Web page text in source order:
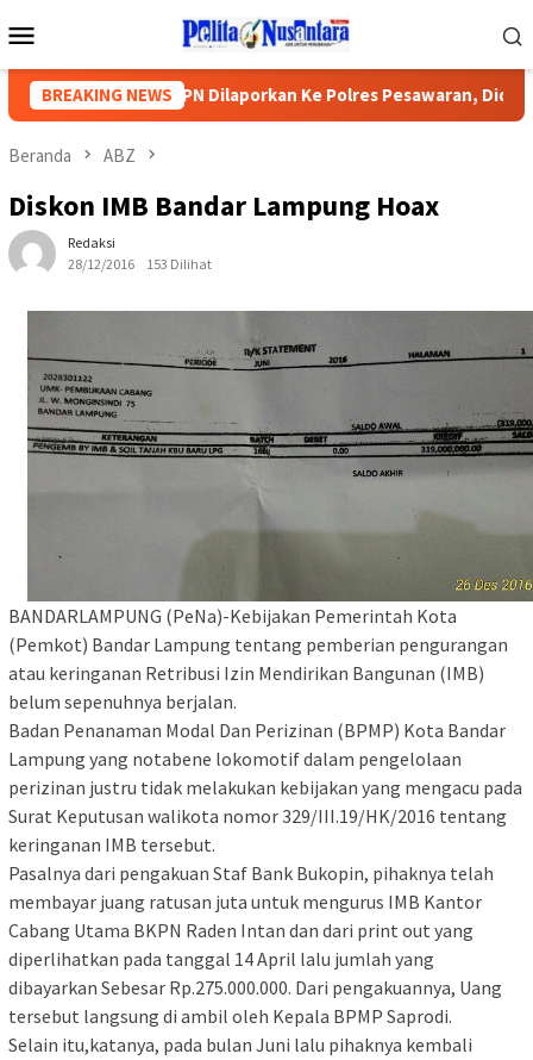
ke
Mobile
BREAKING NEWS
Kepsek SMPN Dilaporkan Ke Polres Pesawaran, Diduga
Beranda ABZ
Diskon IMB Bandar Lampung Hoax
Redaksi
28/12/2016
153 Dilihat
BANDARLAMPUNG (PeNa)-Kebijakan Pemerintah Kota
(Pemkot) Bandar Lampung tentang pemberian pengurangan
atau keringanan Retribusi Izin Mendirikan Bangunan (IMB)
belum sepenuhnya berjalan.
Badan Penanaman Modal Dan Perizinan (BPMP) Kota Bandar
Lampung yang notabene lokomotif dalam pengelolaan
perizinan justru tidak melakukan kebijakan yang mengacu pada
Surat Keputusan walikota nomor 329/III.19/HK/2016 tentang
keringanan IMB tersebut.
Pasalnya dari pengakuan Staf Bank Bukopin, pihaknya telah
membayar juang ratusan juta untuk mengurus IMB Kantor
Cabang Utama BKPN Raden Intan dan dari print out yang
diperlihatkan pada tanggal 14 April lalu jumlah yang
dibayarkan Sebesar Rp.275.000.000. Dari pengakuannya, Uang
tersebut langsung di ambil oleh Kepala BPMP Saprodi.
Selain itu,katanya, pada bulan Juni lalu pihaknya kembali